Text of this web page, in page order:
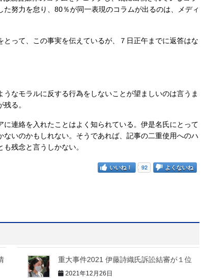
努力を怠り、80％が同一表現のコラムが出るのは、メディ
って、この事実を伝えているが、７日正午までに返答はな
なモラルに反する行為をしないことが望ましいのは言うま
る。
連絡を入れたことはよく知られている。伊是名氏にとって
いのかもしれない。そうであれば、記事の二重使用へのハ
残念と言うしかない。
いいね！ 92 よくないね
重大事件2021 伊藤詩織氏訴訟結審が１位
2021年12月26日